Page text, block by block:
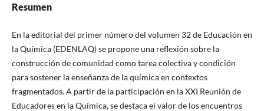
Resumen
En la editorial del primer número del volumen 32 de Educación en
la Química (EDENLAQ) se propone una reflexión sobre la
construcción de comunidad como tarea colectiva y condición
para sostener la enseñanza de la química en contextos
fragmentados. A partir de la participación en la XXI Reunión de
Educadores en la Química, se destaca el valor de los encuentros